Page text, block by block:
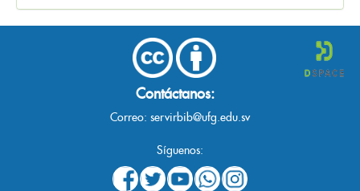
Contáctanos:
Correo: servirbib@ufg.edu.sv
Síguenos: